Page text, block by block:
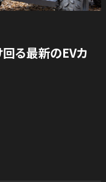
る最新のEVカ